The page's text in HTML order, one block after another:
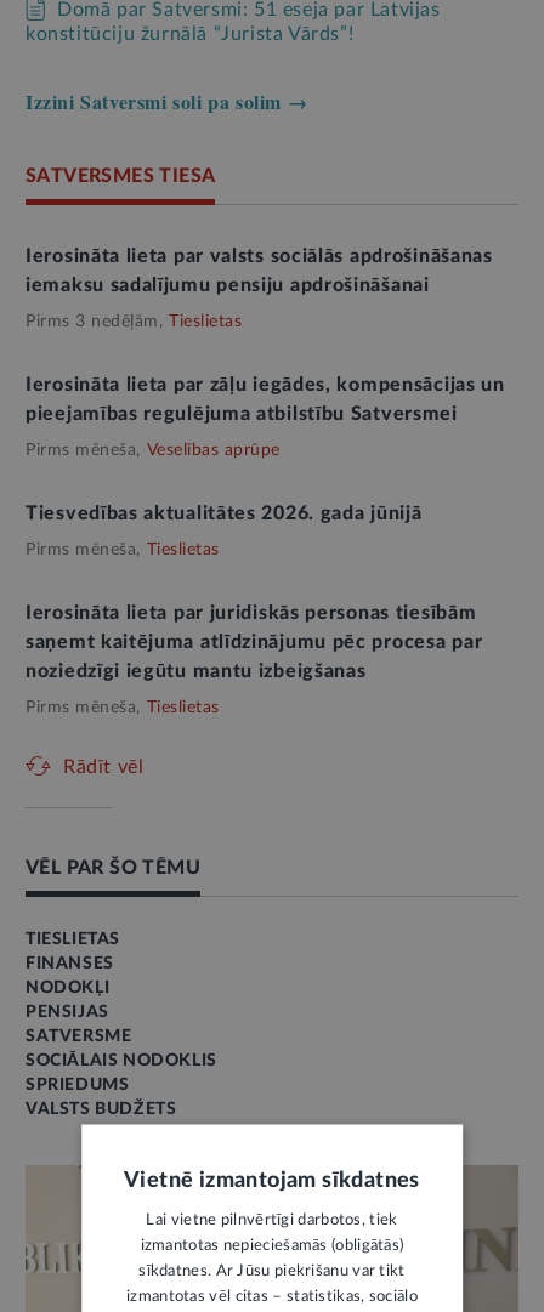
Domā par Satversmi: 51 eseja par Latvijas
konstitūciju žurnālā “Jurista Vārds”!
Izzini Satversmi soli pa solim →
SATVERSMES TIESA
Ierosināta lieta par valsts sociālās apdrošināšanas
iemaksu sadalījumu pensiju apdrošināšanai
Pirms 3 nedēļām, Tieslietas
Ierosināta lieta par zāļu iegādes, kompensācijas un
pieejamības regulējuma atbilstību Satversmei
Pirms mēneša, Veselības aprūpe
Tiesvedības aktualitātes 2026. gada jūnijā
Pirms mēneša, Tieslietas
Ierosināta lieta par juridiskās personas tiesībām
saņemt kaitējuma atlīdzinājumu pēc procesa par
noziedzīgi iegūtu mantu izbeigšanas
Pirms mēneša, Tieslietas
Rādīt vēl
VĒL PAR ŠO TĒMU
TIESLIETAS
FINANSES
NODOKĻI
PENSIJAS
SATVERSME
SOCIĀLAIS NODOKLIS
SPRIEDUMS
VALSTS BUDŽETS
Vietnē izmantojam sīkdatnes
Lai vietne pilnvērtīgi darbotos, tiek
izmantotas nepieciešamās (obligātās)
sīkdatnes. Ar Jūsu piekrišanu var tikt
izmantotas vēl citas – statistikas, sociālo